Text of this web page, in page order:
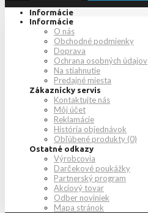
Informácie
Informácie
O nás
Obchodné podmienky
Doprava
Ochrana osobných údajov
Na stiahnutie
Predajné miesta
Zákaznícky servis
Kontaktujte nás
Môj účet
Reklamácie
História objednávok
Obľúbené produkty (0)
Ostatné odkazy
Výrobcovia
Darčekové poukážky
Partnerský program
Akciový tovar
Odber noviniek
Mapa stránok